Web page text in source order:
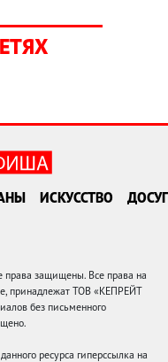
ИСКУССТВО ДОСУГ
защищены. Все права на
принадлежат ТОВ «КЕПРЕЙТ
без письменного
ресурса гиперссылка на